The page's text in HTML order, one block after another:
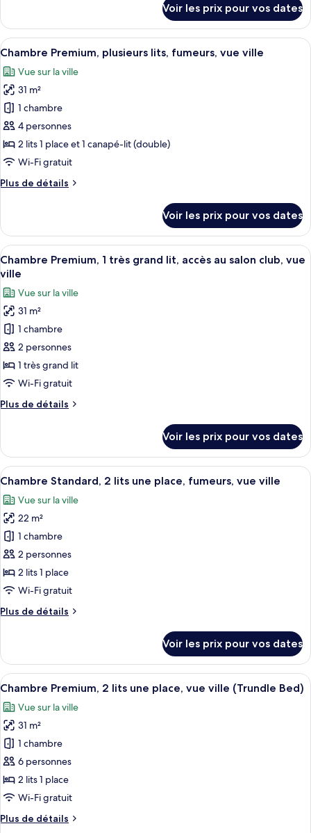
2
lits
doubles,
accès
au
salon
club,
vue
ville
le
type
de
Chambre
Premium,
lits
doubles,
accès
au
salon
vue
Voir les prix pour vos dates
Afficher
toutes
les
photos
pour
ce
type
de
chambre :
Chambre
lits,
fumeurs,
vue
ville
Une zone urbaine densément
15
Chambre Premium, plusieurs lits, fumeurs, vue ville
Vue sur la ville
31 m²
1 chambre
4 personnes
2 lits 1 place et 1 canapé-lit (double)
Wi-Fi gratuit
Plus de détails
Plus
le
type
de
chambre
Premium,
plusieurs
lits,
fumeurs,
vue
Voir les prix pour vos dates
Afficher
toutes
les
photos
pour
ce
type
de
chambre :
Premium,
grand
lit,
accès
au
salon
club,
vue
ville
Une chambre d’hôtel avec un
21
Chambre Premium, 1 très grand lit, accès au salon club, vue
ville
Vue sur la ville
31 m²
1 chambre
2 personnes
1 très grand lit
Wi-Fi gratuit
Plus de détails
Plus
le
type
de
Chambre
Premium,
très
grand
lit,
accès
au
club,
Voir les prix pour vos dates
Afficher
toutes
les
photos
pour
ce
type
de
chambre :
Chambre
lits
une
place,
fumeurs,
vue
ville
Une chambre d’hôtel avec deux
5
Chambre Standard, 2 lits une place, fumeurs, vue ville
Vue sur la ville
22 m²
1 chambre
2 personnes
2 lits 1 place
Wi-Fi gratuit
Plus de détails
Plus
le
type
de
Chambre
Standard,
lits
une
place,
fumeurs,
vue
Voir les prix pour vos dates
Afficher
toutes
les
photos
pour
ce
type
de
chambre :
Chambre
Une zone urbaine densément
9
Chambre Premium, 2 lits une place, vue ville (Trundle Bed)
Vue sur la ville
31 m²
1 chambre
6 personnes
2 lits 1 place
Wi-Fi gratuit
Plus de détails
Plus